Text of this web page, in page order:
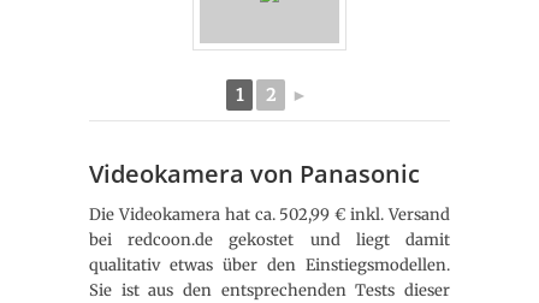
1 2 ►
Videokamera von Panasonic
Die Videokamera hat ca. 502,99 € inkl. Versand
bei redcoon.de gekostet und liegt damit
qualitativ etwas über den Einstiegsmodellen.
Sie ist aus den entsprechenden Tests dieser